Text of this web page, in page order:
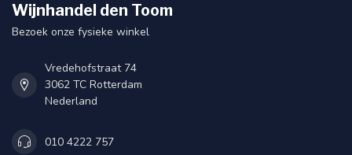
Wijnhandel den Toom
Bezoek onze fysieke winkel
Vredehofstraat 74
3062 TC Rotterdam
Nederland
010 4222 757